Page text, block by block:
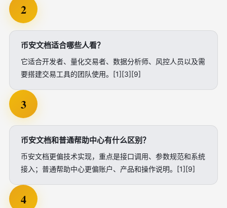
2
币安文档适合哪些人看？
它适合开发者、量化交易者、数据分析师、风控人员以及需
要搭建交易工具的团队使用。[1][3][9]
3
币安文档和普通帮助中心有什么区别？
币安文档更偏技术实现，重点是接口调用、参数规范和系统
接入；普通帮助中心更偏账户、产品和操作说明。[1][9]
4